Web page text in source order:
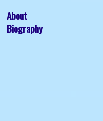
About
Biography